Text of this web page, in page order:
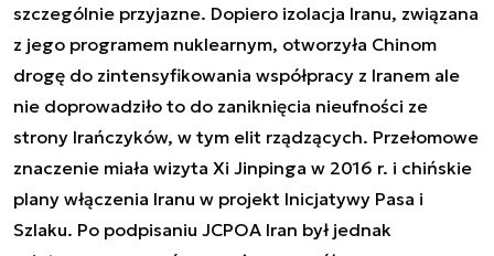
szczególnie przyjazne. Dopiero izolacja Iranu, związana
z jego programem nuklearnym, otworzyła Chinom
drogę do zintensyfikowania współpracy z Iranem ale
nie doprowadziło to do zaniknięcia nieufności ze
strony Irańczyków, w tym elit rządzących. Przełomowe
znaczenie miała wizyta Xi Jinpinga w 2016 r. i chińskie
plany włączenia Iranu w projekt Inicjatywy Pasa i
Szlaku. Po podpisaniu JCPOA Iran był jednak